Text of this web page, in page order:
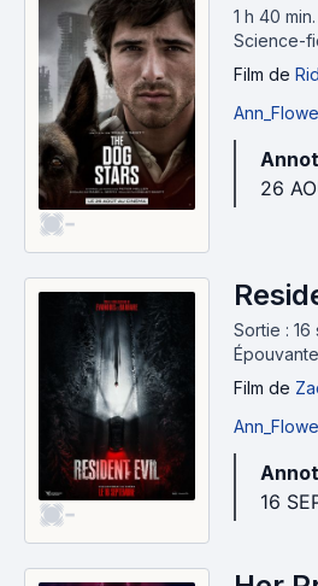
-
1 h 40 min.
Science-
Film de
26
-
Sortie :
Film de
16